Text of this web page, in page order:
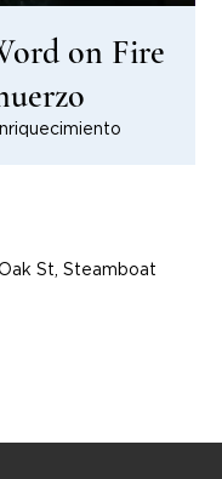
on Fire
St, Steamboat